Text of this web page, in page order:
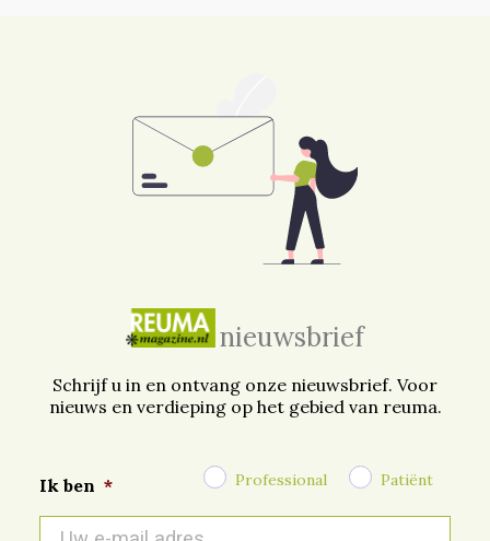
nieuwsbrief
Schrijf u in en ontvang onze nieuwsbrief. Voor
nieuws en verdieping op het gebied van reuma.
Ik ben * Professional Patiënt